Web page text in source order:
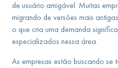
de usuário amigável. Muitas
migrando de versões mais
o que cria uma demanda
especializados nessa área.
As empresas estão buscando se